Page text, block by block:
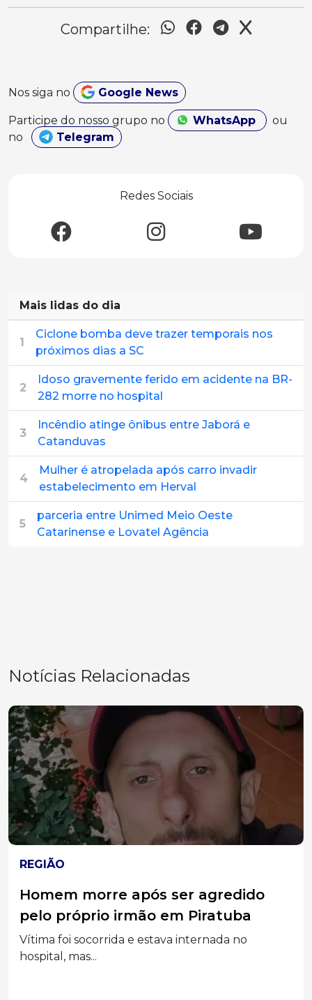
Compartilhe:
Nos siga no Google News
Participe do nosso grupo no WhatsApp
ou
no
Telegram
Redes Sociais
Mais lidas do dia
1
Ciclone bomba deve trazer temporais nos
próximos dias a SC
2
Idoso gravemente ferido em acidente na BR-
282 morre no hospital
3
Incêndio atinge ônibus entre Jaborá e
Catanduvas
4
Mulher é atropelada após carro invadir
estabelecimento em Herval
5
parceria entre Unimed Meio Oeste
Catarinense e Lovatel Agência
Notícias Relacionadas
REGIÃO
Morador de Caçador vira réu por
injúria racial após ofender médico
durante atendimento em UPA
Ministério Público denunciou paciente por